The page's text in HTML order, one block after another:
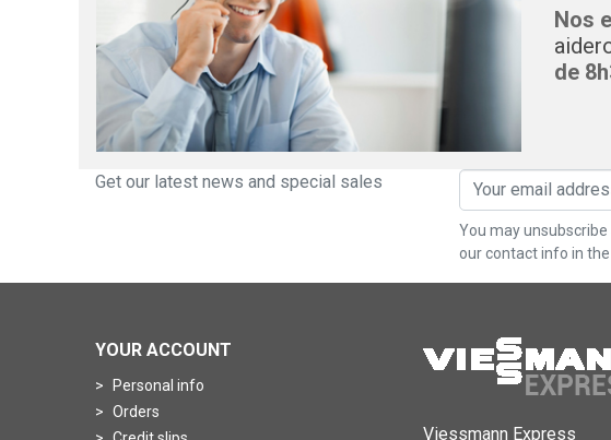
Nos
de
Get our latest news and special sales
You may
our contact info in the
YOUR ACCOUNT
Personal info
Orders
Viessmann Express